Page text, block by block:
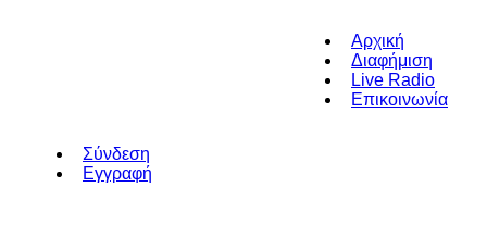
Αρχική
Διαφήμιση
Live Radio
Επικοινωνία
Σύνδεση
Εγγραφή